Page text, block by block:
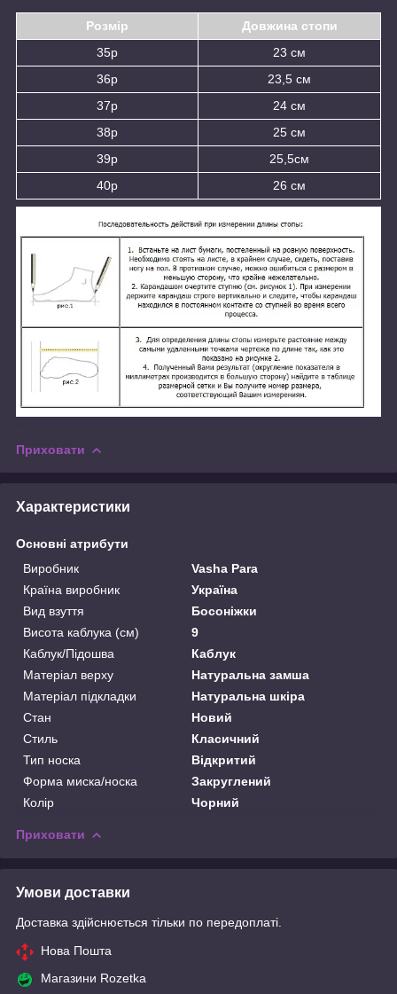
Розмір
Довжина стопи
35р
23 см
36р
23,5 см
37р
24 см
38р
25 см
39р
25,5см
40р
26 см
Приховати
Характеристики
Основні атрибути
Виробник
Vasha Para
Країна виробник
Україна
Вид взуття
Босоніжки
Висота каблука (см)
9
Каблук/Підошва
Каблук
Матеріал верху
Натуральна замша
Матеріал підкладки
Натуральна шкіра
Стан
Новий
Стиль
Класичний
Тип носка
Відкритий
Форма миска/носка
Закруглений
Колір
Чорний
Приховати
Умови доставки
Доставка здійснюється тільки по передоплаті.
Нова Пошта
Магазини Rozetka